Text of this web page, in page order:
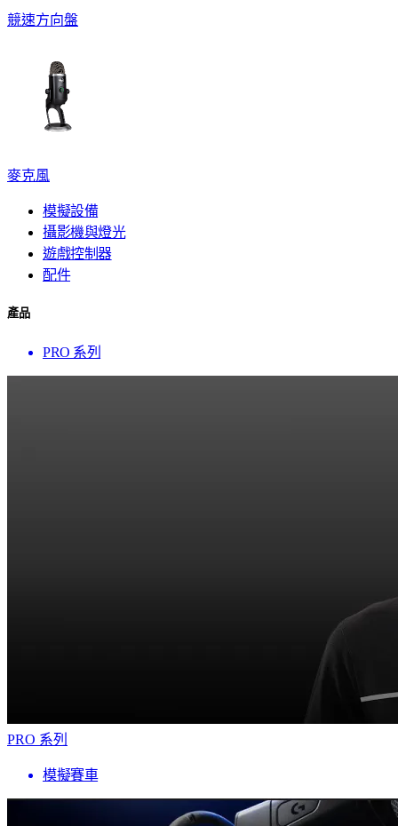
競速方向盤
麥克風
模擬設備
攝影機與燈光
遊戲控制器
配件
產品
PRO 系列
PRO 系列
模擬賽車